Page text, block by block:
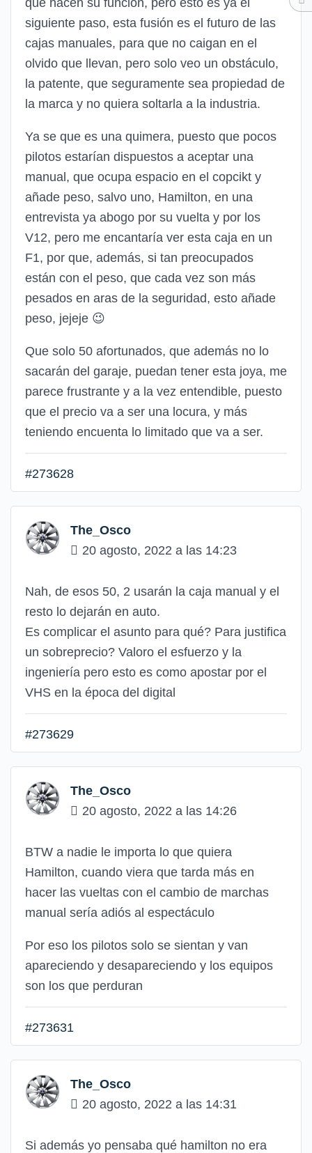
siguiente paso, esta fusión es el futuro de las
cajas manuales, para que no caigan en el
olvido que llevan, pero solo veo un obstáculo,
la patente, que seguramente sea propiedad de
la marca y no quiera soltarla a la industria.
Ya se que es una quimera, puesto que pocos
pilotos estarían dispuestos a aceptar una
manual, que ocupa espacio en el copcikt y
añade peso, salvo uno, Hamilton, en una
entrevista ya abogo por su vuelta y por los
V12, pero me encantaría ver esta caja en un
F1, por que, además, si tan preocupados
están con el peso, que cada vez son más
pesados en aras de la seguridad, esto añade
peso, jejeje 😉
Que solo 50 afortunados, que además no lo
sacarán del garaje, puedan tener esta joya, me
parece frustrante y a la vez entendible, puesto
que el precio va a ser una locura, y más
teniendo encuenta lo limitado que va a ser.
#273628
The_Osco
20 agosto, 2022 a las 14:23
Nah, de esos 50, 2 usarán la caja manual y el
resto lo dejarán en auto.
Es complicar el asunto para qué? Para justifica
un sobreprecio? Valoro el esfuerzo y la
ingeniería pero esto es como apostar por el
VHS en la época del digital
#273629
The_Osco
20 agosto, 2022 a las 14:26
BTW a nadie le importa lo que quiera
Hamilton, cuando viera que tarda más en
hacer las vueltas con el cambio de marchas
manual sería adiós al espectáculo
Por eso los pilotos solo se sientan y van
apareciendo y desapareciendo y los equipos
son los que perduran
#273631
The_Osco
20 agosto, 2022 a las 14:31
Si además yo pensaba qué hamilton no era